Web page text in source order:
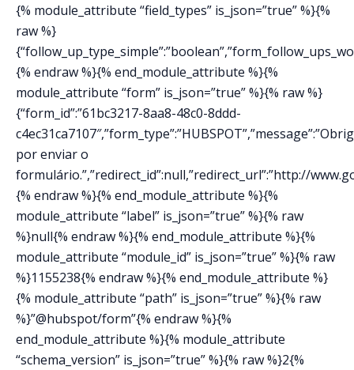
{% module_attribute “field_types” is_json=”true” %}{%
raw %}
{% endraw %}{% end_module_attribute %}{%
module_attribute “form” is_json=”true” %}{% raw %}
{“form_id”:”61bc3217-8aa8-48c0-8ddd-
por enviar o
formulário.”,”redirect_id”:null,”redirect_url”:”http://
{% endraw %}{% end_module_attribute %}{%
module_attribute “label” is_json=”true” %}{% raw
%}null{% endraw %}{% end_module_attribute %}{%
module_attribute “module_id” is_json=”true” %}{% raw
%}1155238{% endraw %}{% end_module_attribute %}
{% module_attribute “path” is_json=”true” %}{% raw
%}”@hubspot/form”{% endraw %}{%
end_module_attribute %}{% module_attribute
“schema_version” is_json=”true” %}{% raw %}2{%